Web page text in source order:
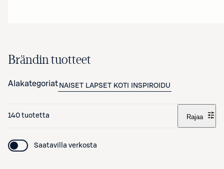
Brändin tuotteet
Alakategoriat NAISET LAPSET KOTI INSPIROIDU
140 tuotetta Rajaa
Saatavilla verkosta